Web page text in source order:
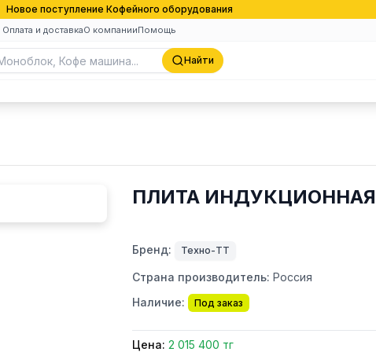
Новое поступление Кофейного оборудования
Оплата и доставкаО компанииПомощь
Найти
ПЛИТА ИНДУКЦИОННАЯ
Бренд: Техно-ТТ
Страна производитель: Россия
Наличие:
Под заказ
Цена: 2 015 400 тг